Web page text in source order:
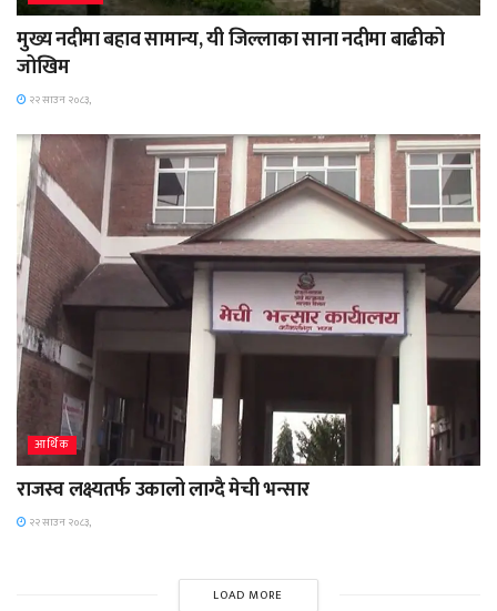
मुख्य नदीमा बहाव सामान्य, यी जिल्लाका साना नदीमा बाढीको
जोखिम
२२ साउन २०८३,
आर्थिक
राजस्व लक्ष्यतर्फ उकालो लाग्दै मेची भन्सार
२२ साउन २०८३,
LOAD MORE